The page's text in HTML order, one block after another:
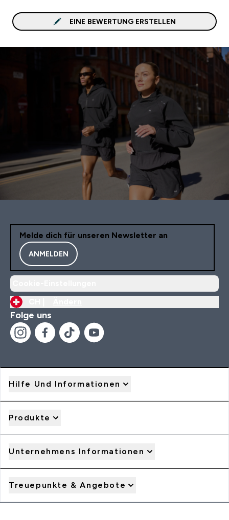
EINE BEWERTUNG ERSTELLEN
Melde dich für unseren Newsletter an
ANMELDEN
Folge uns
Hilfe Und Informationen
Produkte
Unternehmens Informationen
Treuepunkte & Angebote